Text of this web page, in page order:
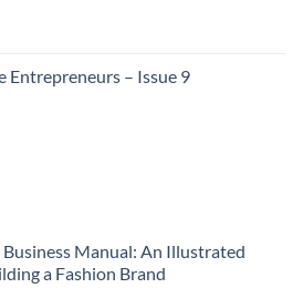
Entrepreneurs – Issue 9
Business Manual: An Illustrated
a Fashion Brand